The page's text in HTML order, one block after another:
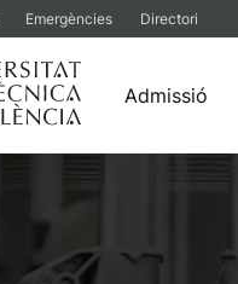
Emergències Directori
Admissió